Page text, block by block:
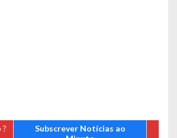
Subscrever Notícias ao